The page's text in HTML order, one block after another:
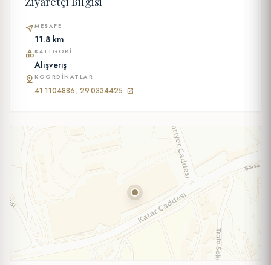
near_meMESAFE
11.8 km
categoryKATEGORI
Alışveriş
pin_drop KOORDINATLAR
41.1104886, 29.0334425 open_in_new